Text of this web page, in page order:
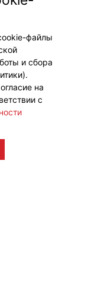
с
12+
файлы
и сбора
на
с